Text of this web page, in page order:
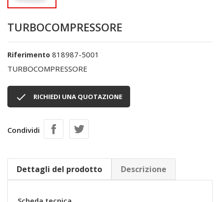
TURBOCOMPRESSORE
Riferimento 818987-5001
TURBOCOMPRESSORE
 RICHIEDI UNA QUOTAZIONE
Condividi
Dettagli del prodotto Descrizione